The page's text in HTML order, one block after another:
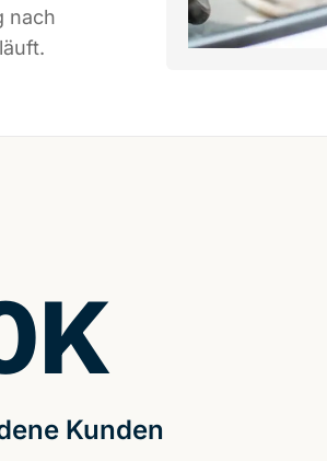
nach
Kunden
K